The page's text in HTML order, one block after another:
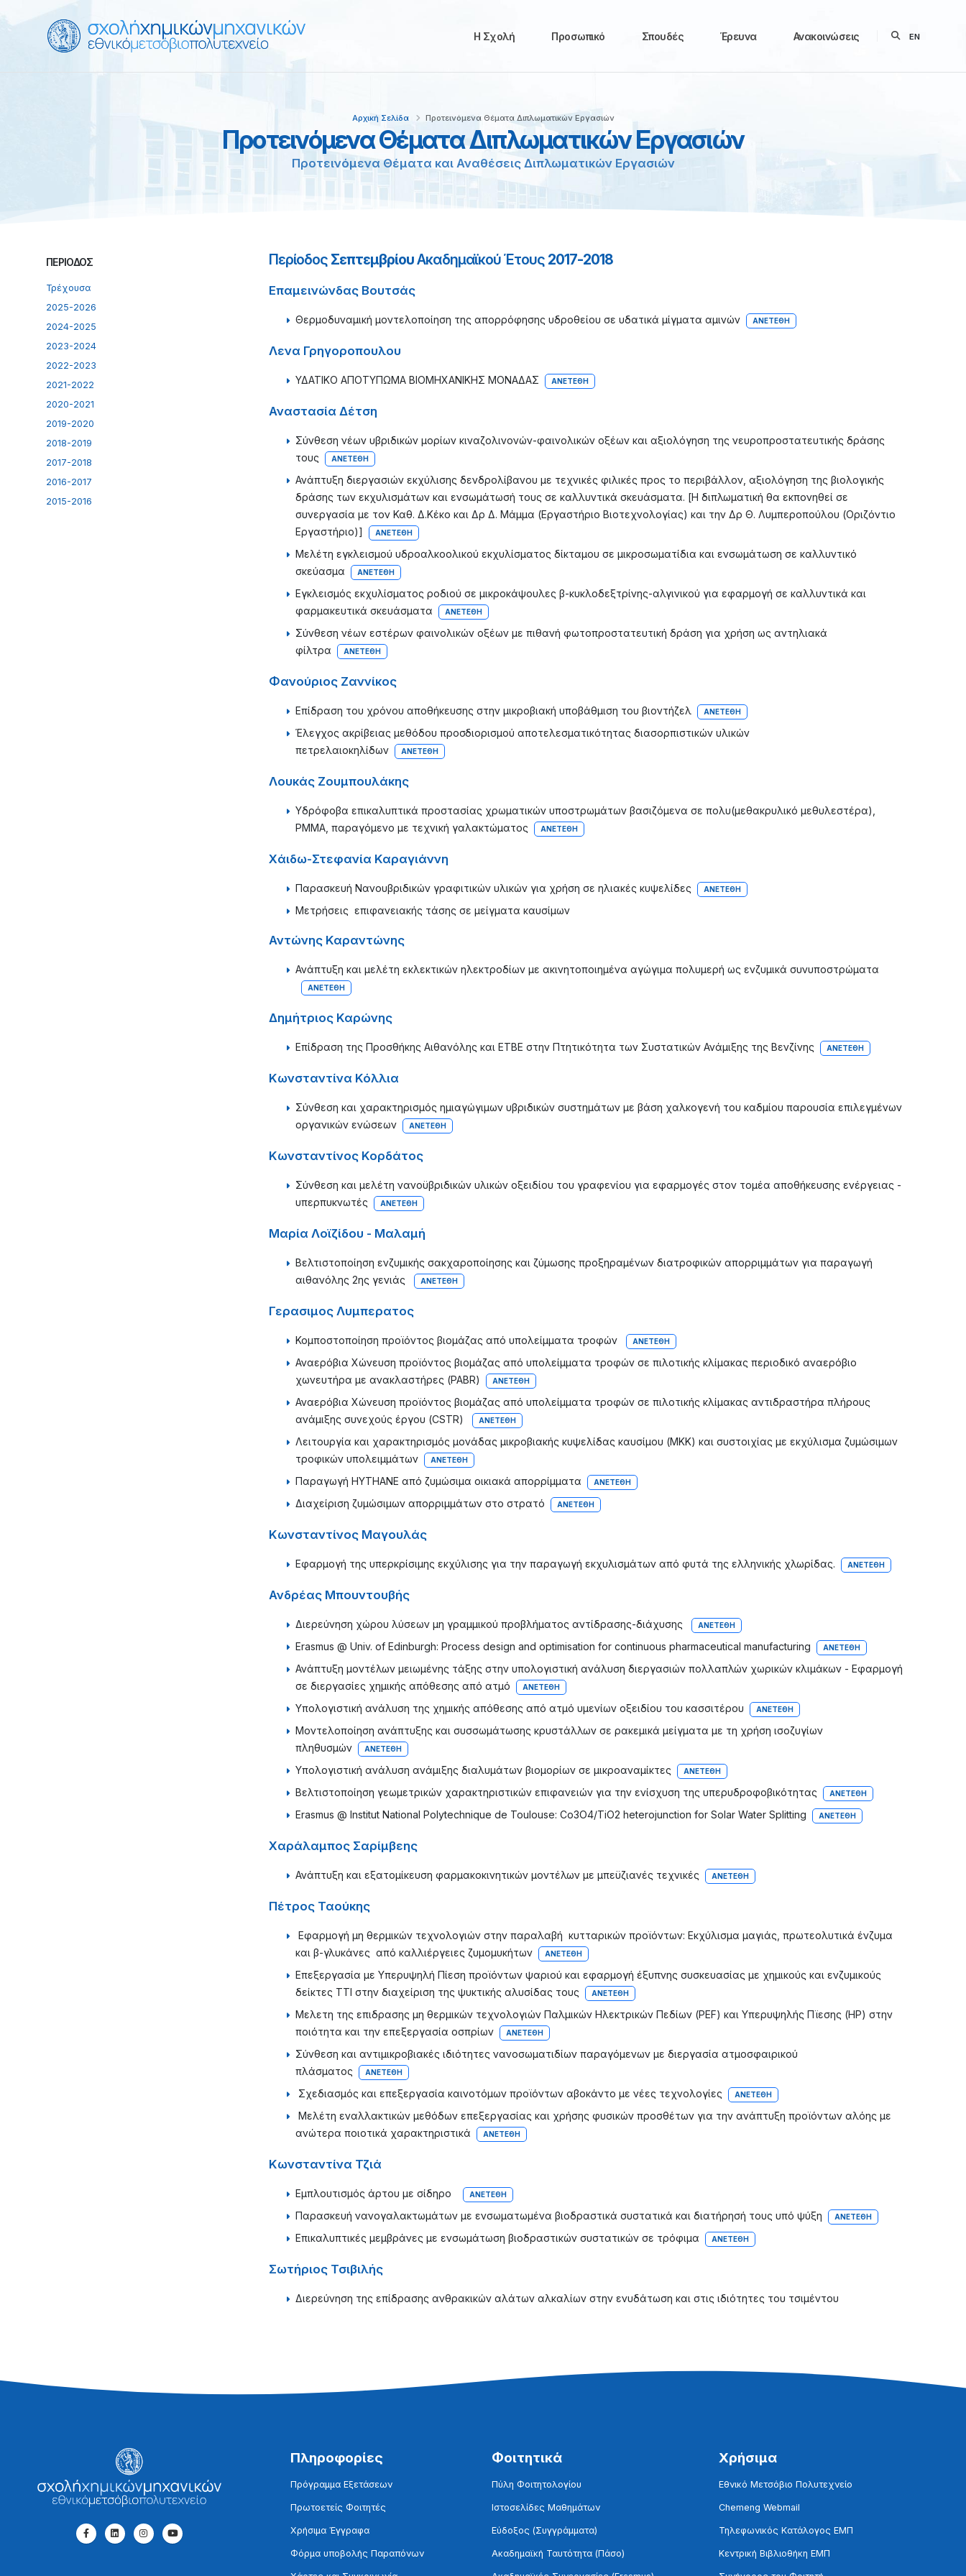
Η Σχολή Προσωπικό Σπουδές Έρευνα Ανακοινώσεις EN
Προτεινόμενα Θέματα Διπλωματικών Εργασιών
Προτεινόμενα Θέματα και Αναθέσεις Διπλωματικών Εργασιών
Αρχική Σελίδα Προτεινόμενα Θέματα Διπλωματικών Εργασιών
ΠΕΡΙΌΔΟΣ
Τρέχουσα
2025-2026
2024-2025
2023-2024
2022-2023
2021-2022
2020-2021
2019-2020
2018-2019
2017-2018
2016-2017
2015-2016
Περίοδος ΣεπτεμβρίουΑκαδημαϊκού Έτους 2017-2018
Επαμεινώνδας Βουτσάς
Θερμοδυναμική μοντελοποίηση της απορρόφησης υδροθείου σε υδατικά μίγματα αμινών ΑΝΕΤΈΘΗ
Λενα Γρηγοροπουλου
ΥΔΑΤΙΚΟ ΑΠΟΤΥΠΩΜΑ ΒΙΟΜΗΧΑΝΙΚΗΣ ΜΟΝΑΔΑΣ ΑΝΕΤΈΘΗ
Αναστασία Δέτση
Σύνθεση νέων υβριδικών μορίων κιναζολινονών-φαινολικών οξέων και αξιολόγηση της νευροπροστατευτικής δράσης
τους
ΑΝΕΤΈΘΗ
Ανάπτυξη διεργασιών εκχύλισης δενδρολίβανου με τεχνικές φιλικές προς το περιβάλλον, αξιολόγηση της βιολογικής
δράσης των εκχυλισμάτων και ενσωμάτωσή τους σε καλλυντικά σκευάσματα. [Η διπλωματική θα εκπονηθεί σε
συνεργασία με τον Καθ. Δ.Κέκο και Δρ Δ. Μάμμα (Εργαστήριο Βιοτεχνολογίας) και την Δρ Θ. Λυμπεροπούλου (Οριζόντιο
Εργαστήριο)]
ΑΝΕΤΈΘΗ
Μελέτη εγκλεισμού υδροαλκοολικού εκχυλίσματος δίκταμου σε μικροσωματίδια και ενσωμάτωση σε καλλυντικό
σκεύασμα
ΑΝΕΤΈΘΗ
Εγκλεισμός εκχυλίσματος ροδιού σε μικροκάψουλες β-κυκλοδεξτρίνης-αλγινικού για εφαρμογή σε καλλυντικά και
φαρμακευτικά σκευάσματα
ΑΝΕΤΈΘΗ
Σύνθεση νέων εστέρων φαινολικών οξέων με πιθανή φωτοπροστατευτική δράση για χρήση ως αντηλιακά
φίλτρα
ΑΝΕΤΈΘΗ
Φανούριος Ζαννίκος
Επίδραση του χρόνου αποθήκευσης στην μικροβιακή υποβάθμιση του βιοντήζελ ΑΝΕΤΈΘΗ
Έλεγχος ακρίβειας μεθόδου προσδιορισμού αποτελεσματικότητας διασορπιστικών υλικών
πετρελαιοκηλίδων
ΑΝΕΤΈΘΗ
Λουκάς Ζουμπουλάκης
Υδρόφοβα επικαλυπτικά προστασίας χρωματικών υποστρωμάτων βασιζόμενα σε πολυ(μεθακρυλικό μεθυλεστέρα),
PΜΜΑ, παραγόμενο με τεχνική γαλακτώματος
ΑΝΕΤΈΘΗ
Χάιδω-Στεφανία Καραγιάννη
Παρασκευή Νανουβριδικών γραφιτικών υλικών για χρήση σε ηλιακές κυψελίδες ΑΝΕΤΈΘΗ
Μετρήσεις επιφανειακής τάσης σε μείγματα καυσίμων
Αντώνης Καραντώνης
Ανάπτυξη και μελέτη εκλεκτικών ηλεκτροδίων με ακινητοποιημένα αγώγιμα πολυμερή ως ενζυμικά συνυποστρώματα
ΑΝΕΤΈΘΗ
Δημήτριος Καρώνης
Επίδραση της Προσθήκης Αιθανόλης και ETBE στην Πτητικότητα των Συστατικών Ανάμιξης της Βενζίνης ΑΝΕΤΈΘΗ
Κωνσταντίνα Κόλλια
Σύνθεση και χαρακτηρισμός ημιαγώγιμων υβριδικών συστημάτων με βάση χαλκογενή του καδμίου παρουσία επιλεγμένων
οργανικών ενώσεων
ΑΝΕΤΈΘΗ
Κωνσταντίνος Κορδάτος
Σύνθεση και μελέτη νανοϋβριδικών υλικών οξειδίου του γραφενίου για εφαρμογές στον τομέα αποθήκευσης ενέργειας -
υπερπυκνωτές
ΑΝΕΤΈΘΗ
Μαρία Λοϊζίδου - Μαλαμή
Βελτιστοποίηση ενζυμικής σακχαροποίησης και ζύμωσης προξηραμένων διατροφικών απορριμμάτων για παραγωγή
αιθανόλης 2ης γενιάς
ΑΝΕΤΈΘΗ
Γερασιμος Λυμπερατος
Κομποστοποίηση προϊόντος βιομάζας από υπολείμματα τροφών ΑΝΕΤΈΘΗ
Αναερόβια Χώνευση προϊόντος βιομάζας από υπολείμματα τροφών σε πιλοτικής κλίμακας περιοδικό αναερόβιο
χωνευτήρα με ανακλαστήρες (PABR)
ΑΝΕΤΈΘΗ
Αναερόβια Χώνευση προϊόντος βιομάζας από υπολείμματα τροφών σε πιλοτικής κλίμακας αντιδραστήρα πλήρους
ανάμιξης συνεχούς έργου (CSTR)
ΑΝΕΤΈΘΗ
Λειτουργία και χαρακτηρισμός μονάδας μικροβιακής κυψελίδας καυσίμου (ΜΚΚ) και συστοιχίας με εκχύλισμα ζυμώσιμων
τροφικών υπολειμμάτων
ΑΝΕΤΈΘΗ
Παραγωγή HYTHANE από ζυμώσιμα οικιακά απορρίμματα ΑΝΕΤΈΘΗ
Διαχείριση ζυμώσιμων απορριμμάτων στο στρατό ΑΝΕΤΈΘΗ
Κωνσταντίνος Μαγουλάς
Εφαρμογή της υπερκρίσιμης εκχύλισης για την παραγωγή εκχυλισμάτων από φυτά της ελληνικής χλωρίδας. ΑΝΕΤΈΘΗ
Ανδρέας Μπουντουβής
Διερεύνηση χώρου λύσεων μη γραμμικού προβλήματος αντίδρασης-διάχυσης ΑΝΕΤΈΘΗ
Erasmus @ Univ. of Edinburgh: Process design and optimisation for continuous pharmaceutical manufacturing ΑΝΕΤΈΘΗ
Ανάπτυξη μοντέλων μειωμένης τάξης στην υπολογιστική ανάλυση διεργασιών πολλαπλών χωρικών κλιμάκων - Εφαρμογή
σε διεργασίες χημικής απόθεσης από ατμό
ΑΝΕΤΈΘΗ
Υπολογιστική ανάλυση της χημικής απόθεσης από ατμό υμενίων οξειδίου του κασσιτέρου ΑΝΕΤΈΘΗ
Μοντελοποίηση ανάπτυξης και συσσωμάτωσης κρυστάλλων σε ρακεμικά μείγματα με τη χρήση ισοζυγίων
πληθυσμών
ΑΝΕΤΈΘΗ
Υπολογιστική ανάλυση ανάμιξης διαλυμάτων βιομορίων σε μικροαναμίκτες ΑΝΕΤΈΘΗ
Βελτιστοποίηση γεωμετρικών χαρακτηριστικών επιφανειών για την ενίσχυση της υπερυδροφοβικότητας ΑΝΕΤΈΘΗ
Erasmus @ Institut National Polytechnique de Toulouse: Co3O4/TiO2 heterojunction for Solar Water Splitting ΑΝΕΤΈΘΗ
Χαράλαμπος Σαρίμβεης
Ανάπτυξη και εξατομίκευση φαρμακοκινητικών μοντέλων με μπεϋζιανές τεχνικές ΑΝΕΤΈΘΗ
Πέτρος Ταούκης
Εφαρμογή μη θερμικών τεχνολογιών στην παραλαβή κυτταρικών προϊόντων: Εκχύλισμα μαγιάς, πρωτεολυτικά ένζυμα
και β-γλυκάνες από καλλιέργειες ζυμομυκήτων
ΑΝΕΤΈΘΗ
Eπεξεργασία με Υπερυψηλή Πίεση προϊόντων ψαριού και εφαρμογή έξυπνης συσκευασίας με χημικούς και ενζυμικούς
δείκτες ΤΤΙ στην διαχείριση της ψυκτικής αλυσίδας τους
ΑΝΕΤΈΘΗ
Μελετη της επιδρασης μη θερμικών τεχνολογιών Παλμικών Ηλεκτρικών Πεδίων (PEF) και Υπερυψηλής Πϊεσης (HP) στην
ποιότητα και την επεξεργασία οσπρίων
ΑΝΕΤΈΘΗ
Σύνθεση και αντιμικροβιακές ιδιότητες νανοσωματιδίων παραγόμενων με διεργασία ατμοσφαιρικού
πλάσματος
ΑΝΕΤΈΘΗ
Σχεδιασμός και επεξεργασία καινοτόμων προϊόντων αβοκάντο με νέες τεχνολογίες ΑΝΕΤΈΘΗ
Μελέτη εναλλακτικών μεθόδων επεξεργασίας και χρήσης φυσικών προσθέτων για την ανάπτυξη προϊόντων αλόης με
ανώτερα ποιοτικά χαρακτηριστικά
ΑΝΕΤΈΘΗ
Κωνσταντίνα Τζιά
Εμπλουτισμός άρτου με σίδηρο ΑΝΕΤΈΘΗ
Παρασκευή νανογαλακτωμάτων με ενσωματωμένα βιοδραστικά συστατικά και διατήρησή τους υπό ψύξη ΑΝΕΤΈΘΗ
Επικαλυπτικές μεμβράνες με ενσωμάτωση βιοδραστικών συστατικών σε τρόφιμα ΑΝΕΤΈΘΗ
Σωτήριος Τσιβιλής
Διερεύνηση της επίδρασης ανθρακικών αλάτων αλκαλίων στην ενυδάτωση και στις ιδιότητες του τσιμέντου
Πληροφορίες
Πρόγραμμα Εξετάσεων
Πρωτοετείς Φοιτητές
Χρήσιμα Έγγραφα
Φόρμα υποβολής Παραπόνων
Φοιτητικά
Πύλη Φοιτητολογίου
Ιστοσελίδες Μαθημάτων
Εύδοξος (Συγγράμματα)
Ακαδημαϊκή Ταυτότητα (Πάσο)
Χρήσιμα
Εθνικό Μετσόβιο Πολυτεχνείο
Chemeng Webmail
Τηλεφωνικός Κατάλογος ΕΜΠ
Κεντρική Βιβλιοθήκη ΕΜΠ